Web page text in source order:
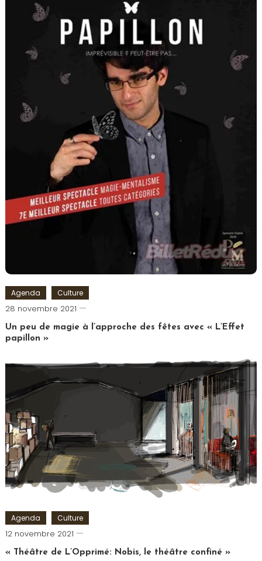
Agenda Culture
28 novembre 2021
Cédric
Cilia
Un peu de magie à l’approche des fêtes avec « L’Effet
papillon »
Comédie
Michel
L'Effet
Papillon,
Mentaliste
,
Théâtre
Agenda Culture
12 novembre 2021
Cédric
Cilia
« Théâtre de L’Opprimé: Nobis, le théâtre confiné »